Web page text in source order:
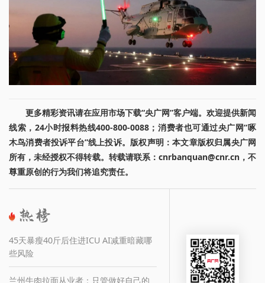
更多精彩资讯请在应用市场下载“央广网”客户端。欢迎提供新闻
线索，24小时报料热线400-800-0088；消费者也可通过央广网“啄
木鸟消费者投诉平台”线上投诉。版权声明：本文章版权归属央广网
所有，未经授权不得转载。转载请联系：cnrbanquan@cnr.cn，不
尊重原创的行为我们将追究责任。
45天暴瘦40斤后住进ICU AI减重暗藏哪
些风险
兰州牛肉拉面从业者：只管做好自己的